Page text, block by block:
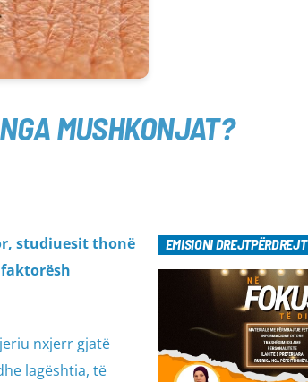
MUSHKONJAT?
studiuesit thonë
nxjerr gjatë
lagështia, të
EMISIONI DREJTPËRDREJT